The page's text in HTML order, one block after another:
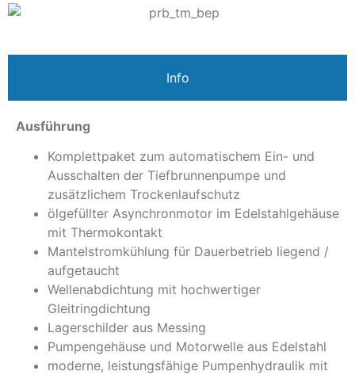
Info
Ausführung
Komplettpaket zum automatischem Ein- und
Ausschalten der Tiefbrunnenpumpe und
zusätzlichem Trockenlaufschutz
ölgefüllter Asynchronmotor im Edelstahlgehäuse
mit Thermokontakt
Mantelstromkühlung für Dauerbetrieb liegend /
aufgetaucht
Wellenabdichtung mit hochwertiger
Gleitringdichtung
Lagerschilder aus Messing
Pumpengehäuse und Motorwelle aus Edelstahl
moderne, leistungsfähige Pumpenhydraulik mit